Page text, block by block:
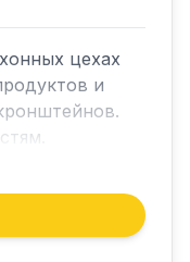
цехах
и